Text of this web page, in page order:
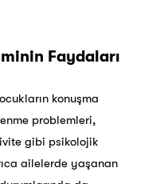
Faydaları
konuşma
problemleri,
gibi psikolojik
ailelerde yaşanan